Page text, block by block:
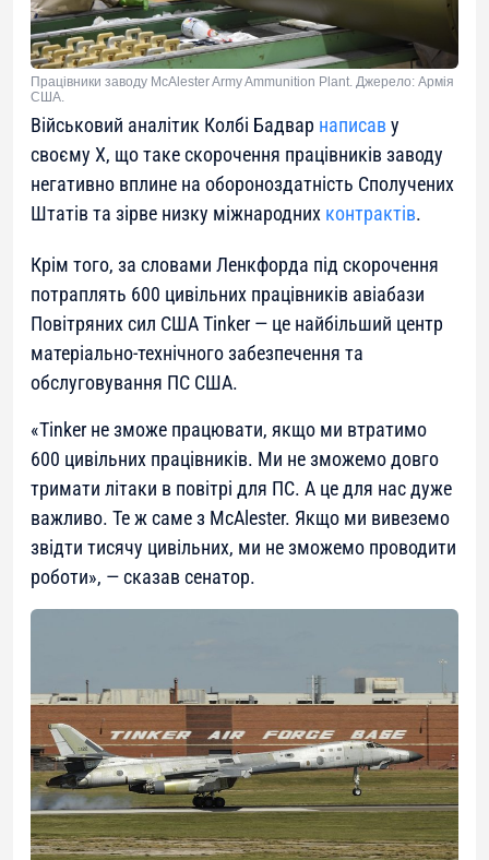
Працівники заводу McAlester Army Ammunition Plant. Джерело: Армія
США.
Військовий аналітик Колбі Бадвар написав у
своєму Х, що таке скорочення працівників заводу
негативно вплине на обороноздатність Сполучених
Штатів та зірве низку міжнародних контрактів.
Крім того, за словами Ленкфорда під скорочення
потраплять 600 цивільних працівників авіабази
Повітряних сил США Tinker — це найбільший центр
матеріально-технічного забезпечення та
обслуговування ПС США.
«Tinker не зможе працювати, якщо ми втратимо
600 цивільних працівників. Ми не зможемо довго
тримати літаки в повітрі для ПС. А це для нас дуже
важливо. Те ж саме з McAlester. Якщо ми вивеземо
звідти тисячу цивільних, ми не зможемо проводити
роботи», — сказав сенатор.